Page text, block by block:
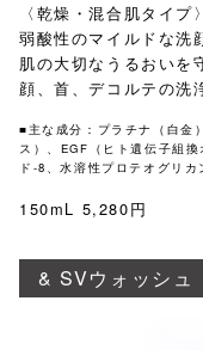
〈乾燥・混合肌タイプ〉
弱酸性のマイルドな洗
肌の大切なうるおいを
顔、首、デコルテの洗
■主な成分：プラチナ（白金
ス）​、EGF（ヒト遺伝子組
ド-8、水溶性プロテオグリ
150mL 5,280円
& SVウォッシュ